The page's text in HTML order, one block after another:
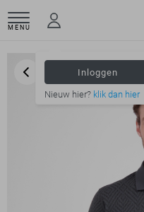
MENU
Inloggen
Nieuw hier? klik dan hier